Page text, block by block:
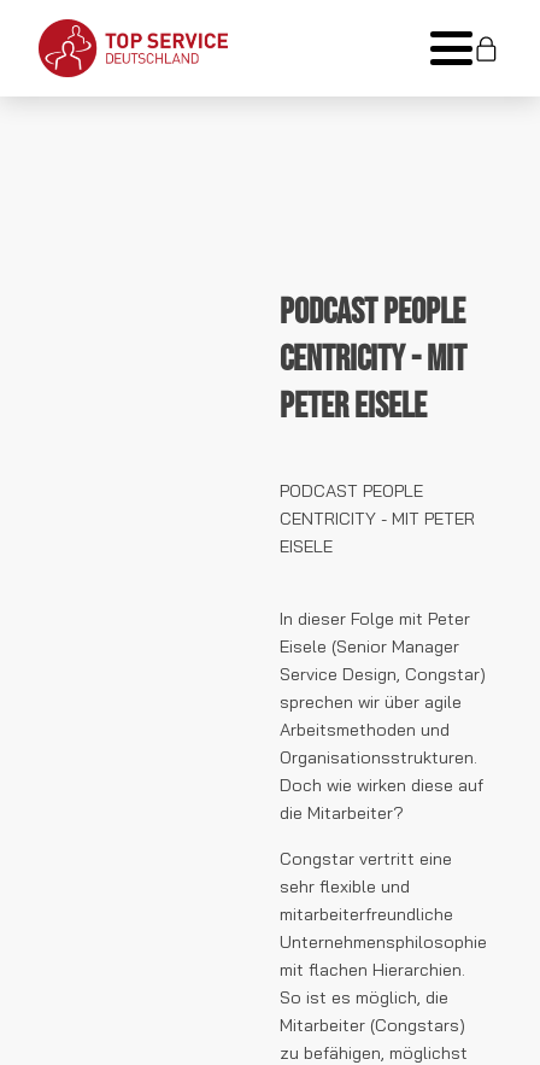
PODCAST PEOPLE
CENTRICITY - MIT
PETER EISELE
PODCAST PEOPLE
CENTRICITY - MIT PETER
EISELE
In dieser Folge mit Peter
Eisele (Senior Manager
Service Design, Congstar)
sprechen wir über agile
Arbeitsmethoden und
Organisationsstrukturen.
Doch wie wirken diese auf
die Mitarbeiter?
Congstar vertritt eine
sehr flexible und
mitarbeiterfreundliche
Unternehmensphilosophie
mit flachen Hierarchien.
So ist es möglich, die
Mitarbeiter (Congstars)
zu befähigen, möglichst